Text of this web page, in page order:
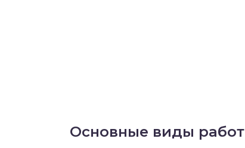
Основные виды работ